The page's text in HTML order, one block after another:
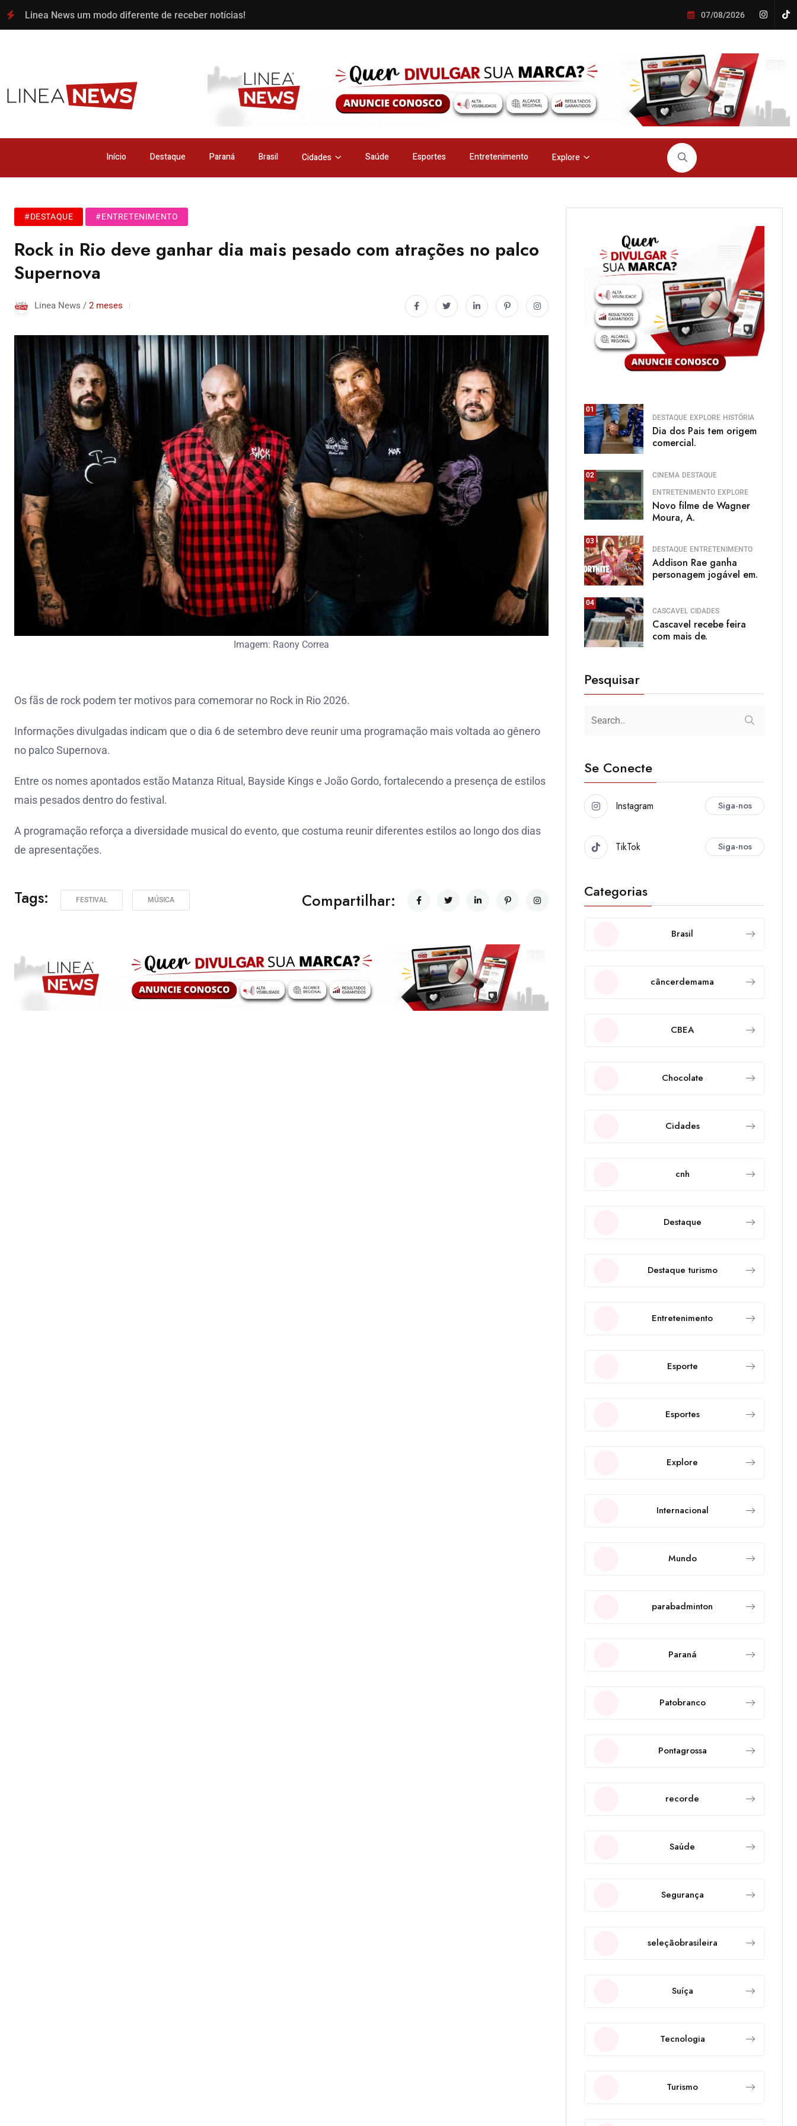
Linea News um modo diferente de receber notícias! 07/08/2026
Início Destaque Paraná Brasil Cidades Saúde Esportes Entretenimento Explore
#DESTAQUE #ENTRETENIMENTO
Rock in Rio deve ganhar dia mais pesado com atrações no palco
Supernova
Linea News / 2 meses
Imagem: Raony Correa
Os fãs de rock podem ter motivos para comemorar no Rock in Rio 2026.
Informações divulgadas indicam que o dia 6 de setembro deve reunir uma programação mais voltada ao gênero
no palco Supernova.
Entre os nomes apontados estão Matanza Ritual, Bayside Kings e João Gordo, fortalecendo a presença de estilos
mais pesados dentro do festival.
A programação reforça a diversidade musical do evento, que costuma reunir diferentes estilos ao longo dos dias
de apresentações.
Tags: FESTIVAL MÚSICA Compartilhar:
01
DESTAQUE EXPLORE HISTÓRIA
Dia dos Pais tem origem
comercial.
02 CINEMA DESTAQUE
ENTRETENIMENTO EXPLORE
Novo filme de Wagner
Moura, A.
03
DESTAQUE ENTRETENIMENTO
Addison Rae ganha
personagem jogável em.
04
CASCAVEL CIDADES
Cascavel recebe feira
com mais de.
Pesquisar
Se Conecte
Instagram Siga-nos
TikTok Siga-nos
Categorias
Brasil
câncerdemama
CBEA
Chocolate
Cidades
cnh
Destaque
Destaque turismo
Entretenimento
Esporte
Esportes
Explore
Internacional
Mundo
parabadminton
Paraná
Patobranco
Pontagrossa
recorde
Saúde
Segurança
seleçãobrasileira
Suíça
Tecnologia
Turismo